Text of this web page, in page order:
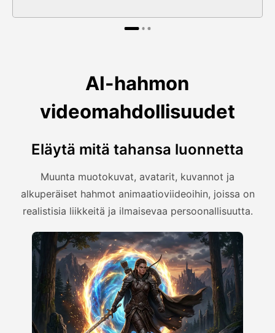
AI-hahmon
videomahdollisuudet
Eläytä mitä tahansa luonnetta
Muunta muotokuvat, avatarit, kuvannot ja
alkuperäiset hahmot animaatioviideoihin, joissa on
realistisia liikkeitä ja ilmaisevaa persoonallisuutta.